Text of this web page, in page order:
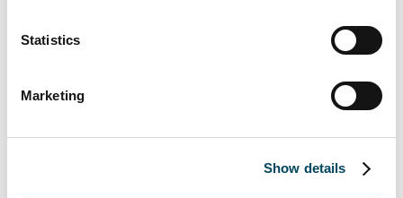
Statistics
Marketing
Show details
på att genomföra ytterligare förvärv under
medgrundare och COO.
Projektet representerar de sista
hyresrätterna som kommer att färdigställas i